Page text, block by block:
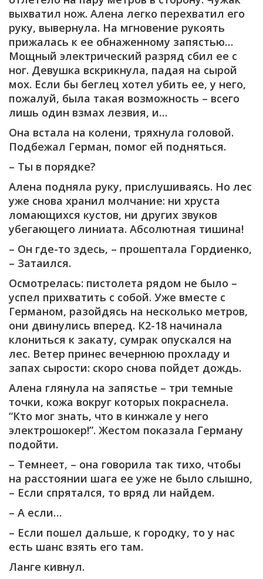
выхватил нож. Алена легко перехватил его
руку, вывернула. На мгновение рукоять
прижалась к ее обнаженному запястью…
Мощный электрический разряд сбил ее с
ног. Девушка вскрикнула, падая на сырой
мох. Если бы беглец хотел убить ее, у него,
пожалуй, была такая возможность – всего
лишь один взмах лезвия, и…
Она встала на колени, тряхнула головой.
Подбежал Герман, помог ей подняться.
– Ты в порядке?
Алена подняла руку, прислушиваясь. Но лес
уже снова хранил молчание: ни хруста
ломающихся кустов, ни других звуков
убегающего линиата. Абсолютная тишина!
– Он где-то здесь, – прошептала Гордиенко,
– Затаился.
Осмотрелась: пистолета рядом не было –
успел прихватить с собой. Уже вместе с
Германом, разойдясь на несколько метров,
они двинулись вперед. К2-18 начинала
клониться к закату, сумрак опускался на
лес. Ветер принес вечернюю прохладу и
запах сырости: скоро снова пойдет дождь.
Алена глянула на запястье – три темные
точки, кожа вокруг которых покраснела.
“Кто мог знать, что в кинжале у него
электрошокер!”. Жестом показала Герману
подойти.
– Темнеет, – она говорила так тихо, чтобы
на расстоянии шага ее уже не было слышно,
– Если спрятался, то вряд ли найдем.
– А если…
– Если пошел дальше, к городку, то у нас
есть шанс взять его там.
Ланге кивнул.